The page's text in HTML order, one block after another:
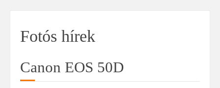
Fotós hírek
Canon EOS 50D